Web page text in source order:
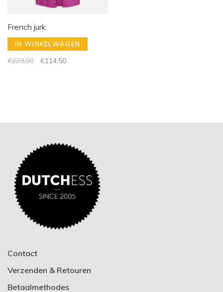
French jurk
IN WINKELWAGEN
€229,00 €114,50
Contact
Verzenden & Retouren
Betaalmethodes